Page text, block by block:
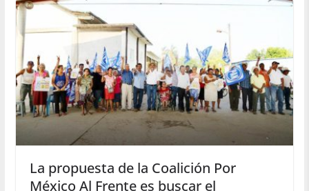
La propuesta de la Coalición Por
México Al Frente es buscar el